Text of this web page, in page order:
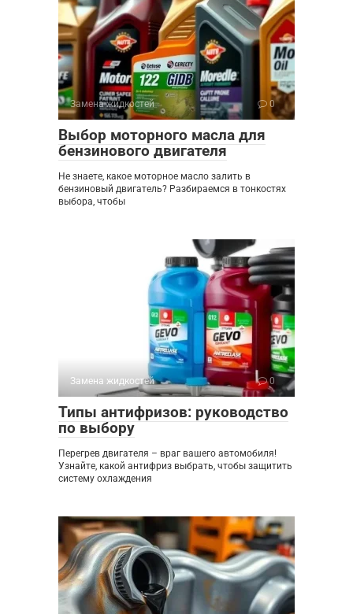
Замена жидкостей 0
Выбор моторного масла для
бензинового двигателя
Не знаете, какое моторное масло залить в
бензиновый двигатель? Разбираемся в тонкостях
выбора, чтобы
Замена жидкостей 0
Типы антифризов: руководство
по выбору
Перегрев двигателя – враг вашего автомобиля!
Узнайте, какой антифриз выбрать, чтобы защитить
систему охлаждения